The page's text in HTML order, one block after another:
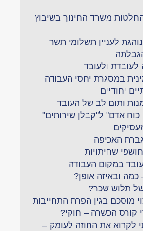
משרד החינוך בשיבוץ
לעניין תשלומי תשר
לעובדת ולעובד
במסגרת יחסי העבודה
יחודיים
ותום לב של העובד
כוח אדם" ל"קבלן שירותים"
האכיפה
שחיתויות
במקום העבודה
ובאיזה אופן?
תלוש שכר?
מוסכם בגין הפרת התחייבות
קורס הכשרה – חוקי?
לקרוא את החוזה לעומק –